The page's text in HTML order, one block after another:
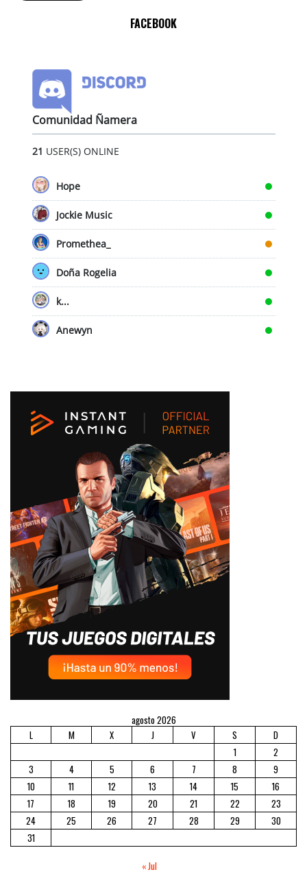
FACEBOOK
Comunidad Ñamera
21 USER(S) ONLINE
Hope
Jockie Music
Promethea_
Doña Rogelia
k...
Anewyn
agosto 2026
L
M X J V S
D
1
2
3
4 5 6 7 8
9
10
11 12 13 14 15
16
17
18 19 20 21 22
23
24
25 26 27 28 29
30
31
« Jul